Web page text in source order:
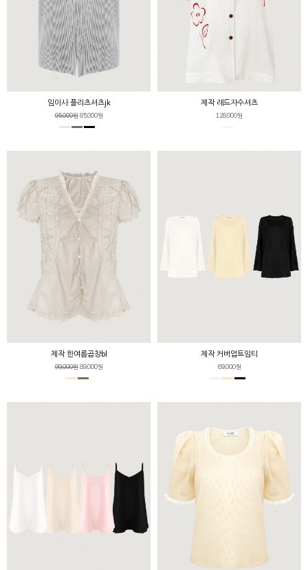
임이사 플리츠셔츠jk
95,000원85,000원
제작 레드자수셔츠
128,000원
제작 한여름곱창bl
99,000원89,000원
제작 커버업트임티
69,000원